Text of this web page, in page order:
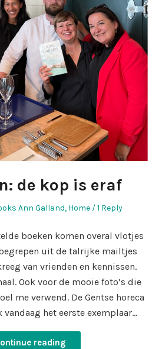
de kop is eraf
Ann Galland, Home 1 Reply
boeken komen overal vlotjes
uit de talrijke mailtjes
van vrienden en kennissen.
Ook voor de mooie foto’s die
me verwend. De Gentse horeca
vandaag het eerste exemplaar…
reading